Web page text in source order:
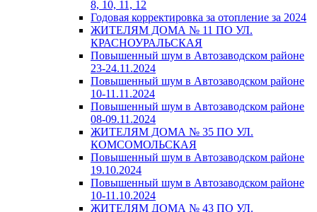
8, 10, 11, 12
Годовая корректировка за отопление за 2024
ЖИТЕЛЯМ ДОМА № 11 ПО УЛ.
КРАСНОУРАЛЬСКАЯ
Повышенный шум в Автозаводском районе
23-24.11.2024
Повышенный шум в Автозаводском районе
10-11.11.2024
Повышенный шум в Автозаводском районе
08-09.11.2024
ЖИТЕЛЯМ ДОМА № 35 ПО УЛ.
КОМСОМОЛЬСКАЯ
Повышенный шум в Автозаводском районе
19.10.2024
Повышенный шум в Автозаводском районе
10-11.10.2024
ЖИТЕЛЯМ ДОМА № 43 ПО УЛ.